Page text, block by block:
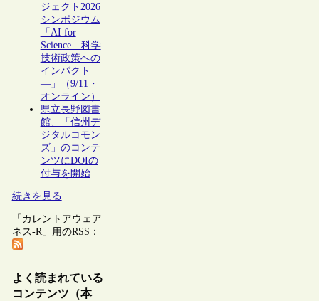
ジェクト2026
シンポジウム
「AI for
Science―科学
技術政策への
インパクト
―」（9/11・
オンライン）
県立長野図書
館、「信州デ
ジタルコモン
ズ」のコンテ
ンツにDOIの
付与を開始
続きを見る
「カレントアウェア
ネス-R」用のRSS：
よく読まれている
コンテンツ（本